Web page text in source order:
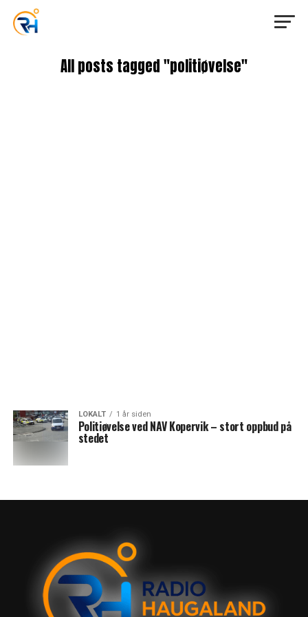
All posts tagged "politiøvelse"
LOKALT 1 år siden
Politiøvelse ved NAV Kopervik – stort oppbud på
stedet